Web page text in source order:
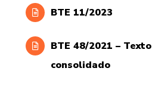
BTE 11/2023
BTE 48/2021 – Texto
consolidado